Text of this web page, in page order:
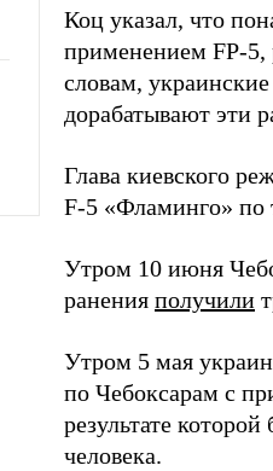
Коц указал, что
применением FP-5,
словам,
дорабатывают эти
Глава киевского
F-5 «Фламинго» по
Утром 10 июня
ранения получили
Утром 5 мая
по Чебоксарам с
результате
человека.